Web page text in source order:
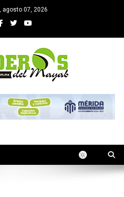
agosto 07, 2026
MAYAB